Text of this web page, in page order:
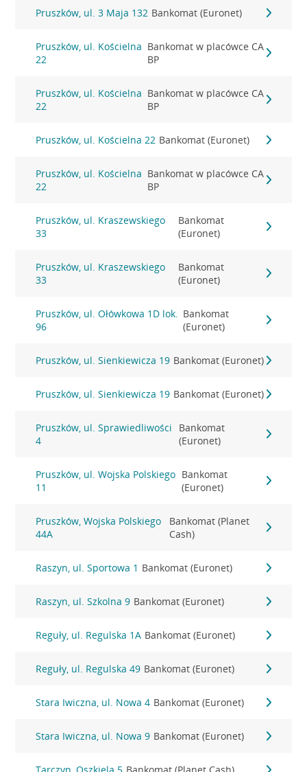
Pruszków, ul. 3 Maja 132 Bankomat (Euronet)
Pruszków, ul. Kościelna
22
Bankomat w placówce CA
BP
Pruszków, ul. Kościelna
22
Bankomat w placówce CA
BP
Pruszków, ul. Kościelna 22 Bankomat (Euronet)
Pruszków, ul. Kościelna
22
Bankomat w placówce CA
BP
Pruszków, ul. Kraszewskiego
33
Bankomat
(Euronet)
Pruszków, ul. Kraszewskiego
33
Bankomat
(Euronet)
Pruszków, ul. Ołówkowa 1D lok.
96
Bankomat
(Euronet)
Pruszków, ul. Sienkiewicza 19 Bankomat (Euronet)
Pruszków, ul. Sienkiewicza 19 Bankomat (Euronet)
Pruszków, ul. Sprawiedliwości
4
Bankomat
(Euronet)
Pruszków, ul. Wojska Polskiego
11
Bankomat
(Euronet)
Pruszków, Wojska Polskiego
44A
Bankomat (Planet
Cash)
Raszyn, ul. Sportowa 1 Bankomat (Euronet)
Raszyn, ul. Szkolna 9 Bankomat (Euronet)
Reguły, ul. Regulska 1A Bankomat (Euronet)
Reguły, ul. Regulska 49 Bankomat (Euronet)
Stara Iwiczna, ul. Nowa 4 Bankomat (Euronet)
Stara Iwiczna, ul. Nowa 9 Bankomat (Euronet)